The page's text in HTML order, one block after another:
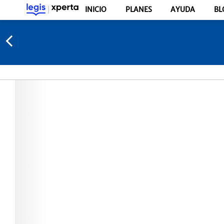
INICIO PLANES AYUDA